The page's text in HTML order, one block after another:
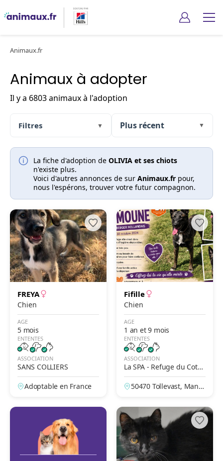
Animaux.fr
Animaux à adopter
Il y a 6803 animaux à l'adoption
Filtres ▼ ▼
La fiche d'adoption de OLIVIA et ses chiots
n'existe plus.
Voici d'autres annonces de sur Animaux.fr pour,
nous l'espérons, trouver votre futur compagnon.
FREYA
Chien
AGE
5 mois
ENTENTES
ASSOCIATION
SANS COLLIERS
Adoptable en France
Fifille
Chien
AGE
1 an et 9 mois
ENTENTES
ASSOCIATION
La SPA - Refuge du Cote
ntin – Cherbourg
50470 Tollevast, Manc